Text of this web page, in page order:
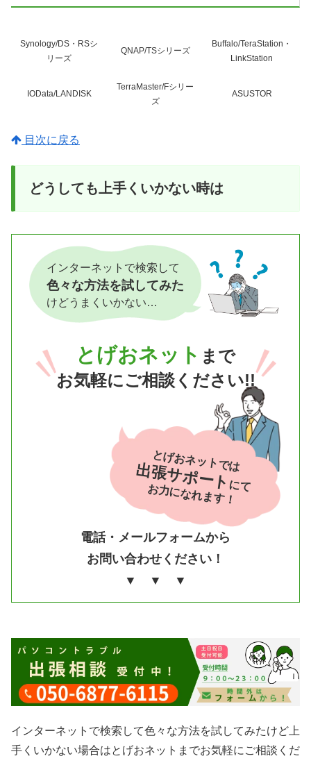
Synology/DS・RSシ
リーズ
QNAP/TSシリーズ
Buffalo/TeraStation・
LinkStation
IOData/LANDISK
TerraMaster/Fシリー
ズ
ASUSTOR
目次に戻る
どうしても上手くいかない時は
インターネットで検索して
色々な方法を試してみた
けどうまくいかない…
とげおネット まで
お気軽にご相談ください!!
電話・メールフォームから
お問い合わせください！
▼ ▼ ▼
とげおネットでは
出張サポートにて
お力になれます！
インターネットで検索して色々な方法を試してみたけど上
手くいかない場合はとげおネットまでお気軽にご相談くだ